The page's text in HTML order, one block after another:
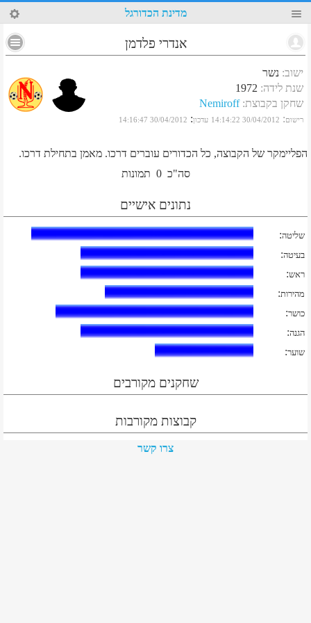
73 מדינת הכדורגל
אנדרי פלדמן
ישוב: נשר
שנת לידה:
1972
שחקן בקבוצת:
Nemiroff
רישום:
30/04/2012 14:14:22 עדכון:
30/04/2012 14:16:47
הפליימקר של הקבוצה, כל הכדורים עוברים דרכו. מאמן בתחילת דרכו.
סה"כ 0 תמונות
נתונים אישיים
שליטה:
בעיטה:
ראש:
מהירות:
כושר:
הגנה:
שוער:
שחקנים מקורבים
קבוצות מקורבות
צרו קשר